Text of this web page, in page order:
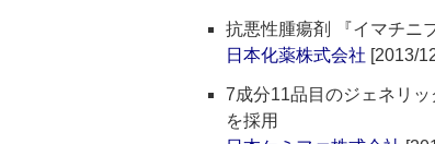
抗悪性腫瘍剤 『イマチニ
日本化薬株式会社 [2013/
7成分11品目のジェネリ
を採用